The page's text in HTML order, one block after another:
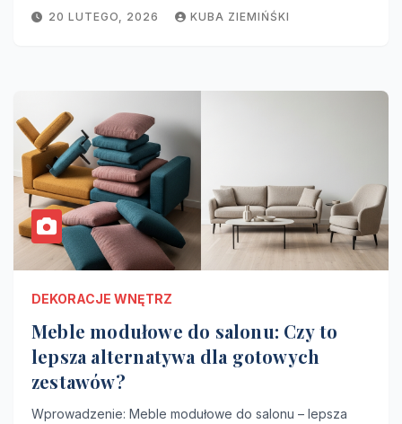
20 LUTEGO, 2026 KUBA ZIEMIŃŚKI
DEKORACJE WNĘTRZ
Meble modułowe do salonu: Czy to
lepsza alternatywa dla gotowych
zestawów?
Wprowadzenie: Meble modułowe do salonu – lepsza